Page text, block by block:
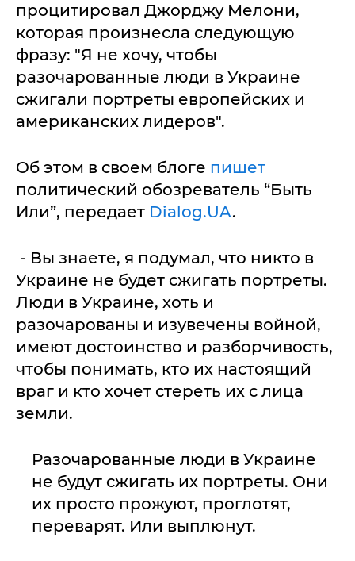
процитировал Джорджу Мелони,
которая произнесла следующую
фразу: "Я не хочу, чтобы
разочарованные люди в Украине
сжигали портреты европейских и
американских лидеров".
Об этом в своем блоге пишет
политический обозреватель “Быть
Или”, передает Dialog.UA.
- Вы знаете, я подумал, что никто в
Украине не будет сжигать портреты.
Люди в Украине, хоть и
разочарованы и изувечены войной,
имеют достоинство и разборчивость,
чтобы понимать, кто их настоящий
враг и кто хочет стереть их с лица
земли.
Разочарованные люди в Украине
не будут сжигать их портреты. Они
их просто прожуют, проглотят,
переварят. Или выплюнут.